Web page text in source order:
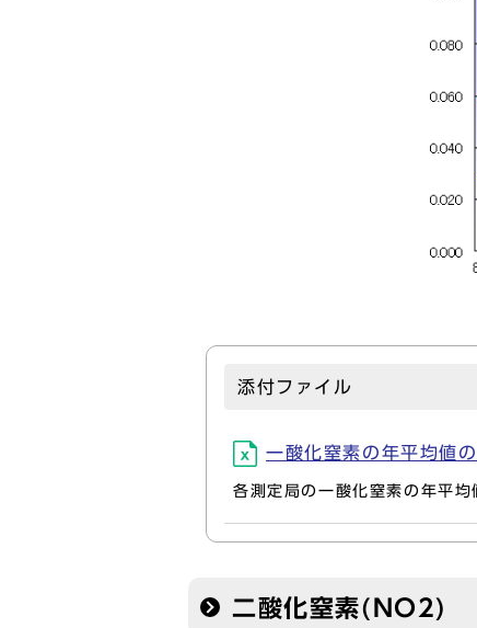
添付ファイル
一酸化窒素の年平均
各測定局の一酸化窒素の年平均
二酸化窒素(NO2)